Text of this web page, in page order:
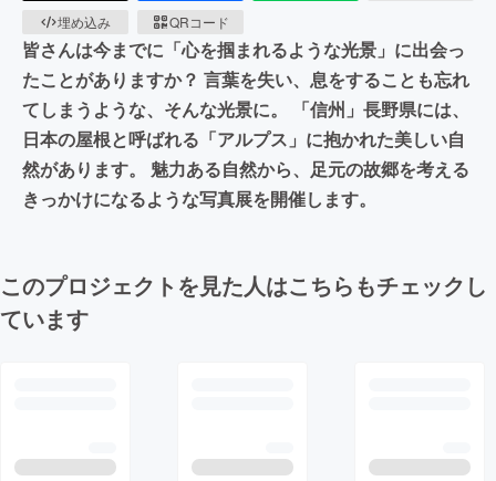
埋め込み
QRコード
皆さんは今までに「心を掴まれるような光景」に出会っ
たことがありますか？ 言葉を失い、息をすることも忘れ
てしまうような、そんな光景に。 「信州」長野県には、
日本の屋根と呼ばれる「アルプス」に抱かれた美しい自
然があります。 魅力ある自然から、足元の故郷を考える
きっかけになるような写真展を開催します。
このプロジェクトを見た人はこちらもチェックし
ています